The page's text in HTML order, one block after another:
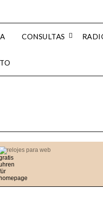
CONSULTAS
relojes para web